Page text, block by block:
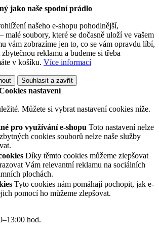
jako naše spodní prádlo
našeho e-shopu pohodlnější,
malé soubory, které se dočasně uloží ve vašem
vám zobrazíme jen to, co se vám opravdu líbí,
reklamu a budeme si třeba
v košíku. Více informací
Souhlasit a zavřít
nastavení
Můžete si vybrat nastavení cookies níže.
pro využívání e-shopu Toto nastavení nelze
cookies souborů nelze naše služby
Díky těmto cookies můžeme zlepšovat
Vám relevantní reklamu na sociálních
plochách.
Tyto cookies nám pomáhají pochopit, jak e-
pomocí ho můžeme zlepšovat.
hod.